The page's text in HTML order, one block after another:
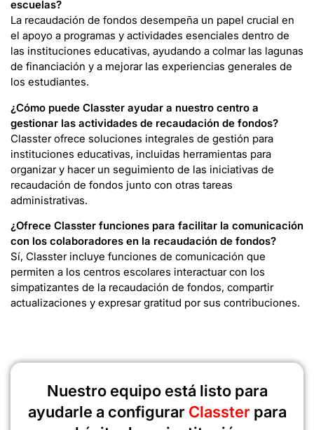
escuelas?
La recaudación de fondos desempeña un papel crucial en
el apoyo a programas y actividades esenciales dentro de
las instituciones educativas, ayudando a colmar las lagunas
de financiación y a mejorar las experiencias generales de
los estudiantes.
¿Cómo puede Classter ayudar a nuestro centro a
gestionar las actividades de recaudación de fondos?
Classter ofrece soluciones integrales de gestión para
instituciones educativas, incluidas herramientas para
organizar y hacer un seguimiento de las iniciativas de
recaudación de fondos junto con otras tareas
administrativas.
¿Ofrece Classter funciones para facilitar la comunicación
con los colaboradores en la recaudación de fondos?
Sí, Classter incluye funciones de comunicación que
permiten a los centros escolares interactuar con los
simpatizantes de la recaudación de fondos, compartir
actualizaciones y expresar gratitud por sus contribuciones.
Nuestro equipo está listo para
ayudarle a configurar Classter para